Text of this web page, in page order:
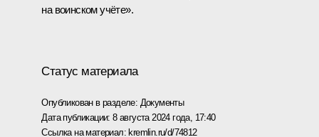
на воинском учёте».
Статус материала
Опубликован в разделе: Документы
Дата публикации:8 августа 2024 года, 17:40
Ссылка на материал: kremlin.ru/d/74812